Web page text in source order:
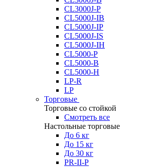
CL3000J-P
CL5000J-IB
CL5000J-IP
CL5000J-IS
CL5000J-IH
CL5000-P
CL5000-B
CL5000-H
LP-R
LP
Торговые
Торговые со стойкой
Смотреть все
Настольные торговые
До 6 кг
До 15 кг
До 30 кг
PR-II-P